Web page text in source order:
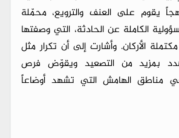
يقوم على العنف والترويع، محمّلة
الكاملة عن الحادثة، التي وصفتها
الأركان. وأشارت إلى أن تكرار مثل
بمزيد من التصعيد ويقوّض فرص
في مناطق الهامش التي تشهد أوضاعاً